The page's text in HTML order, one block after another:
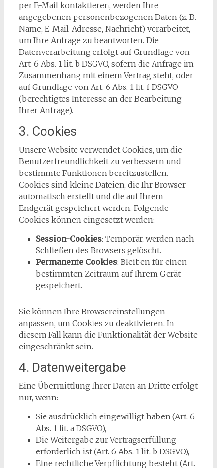
per E-Mail kontaktieren, werden Ihre
angegebenen personenbezogenen Daten (z. B.
Name, E-Mail-Adresse, Nachricht) verarbeitet,
um Ihre Anfrage zu beantworten. Die
Datenverarbeitung erfolgt auf Grundlage von
Art. 6 Abs. 1 lit. b DSGVO, sofern die Anfrage im
Zusammenhang mit einem Vertrag steht, oder
auf Grundlage von Art. 6 Abs. 1 lit. f DSGVO
(berechtigtes Interesse an der Bearbeitung
Ihrer Anfrage).
3. Cookies
Unsere Website verwendet Cookies, um die
Benutzerfreundlichkeit zu verbessern und
bestimmte Funktionen bereitzustellen.
Cookies sind kleine Dateien, die Ihr Browser
automatisch erstellt und die auf Ihrem
Endgerät gespeichert werden. Folgende
Cookies können eingesetzt werden:
Session-Cookies: Temporär, werden nach
Schließen des Browsers gelöscht.
Permanente Cookies: Bleiben für einen
bestimmten Zeitraum auf Ihrem Gerät
gespeichert.
Sie können Ihre Browsereinstellungen
anpassen, um Cookies zu deaktivieren. In
diesem Fall kann die Funktionalität der Website
eingeschränkt sein.
4. Datenweitergabe
Eine Übermittlung Ihrer Daten an Dritte erfolgt
nur, wenn:
Sie ausdrücklich eingewilligt haben (Art. 6
Abs. 1 lit. a DSGVO),
Die Weitergabe zur Vertragserfüllung
erforderlich ist (Art. 6 Abs. 1 lit. b DSGVO),
Eine rechtliche Verpflichtung besteht (Art.